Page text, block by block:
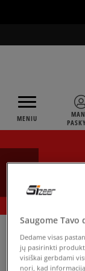
MENIU
SIZEER PUMA RS 2.0
Saugome Tavo
Dedame visas
jų pasirinkti
visiškai gerbdami
nori, kad